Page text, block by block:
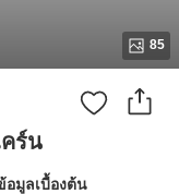
85
ร์น
อมูลเบื้องต้น